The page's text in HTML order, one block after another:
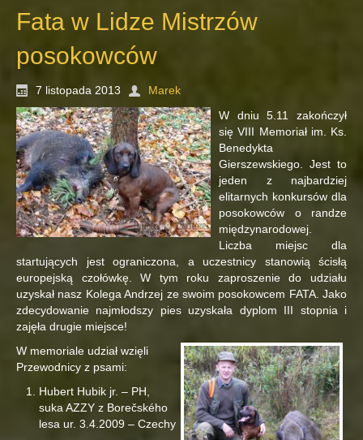
Fata w Lidze Mistrzów
posokowców
7 listopada 2013
Marek
W dniu 5.11 zakończył
się VIII Memoriał im. Ks.
Benedykta
Gierszewskiego. Jest to
jeden z najbardziej
elitarnych konkursów dla
posokowców o randze
międzynarodowej.
Liczba miejsc dla
startujących jest ograniczona, a uczestnicy stanowią ścisłą
europejską czołówkę. W tym roku zaproszenie do udziału
uzyskał nasz Kolega Andrzej ze swoim posokowcem FATA. Jako
zdecydowanie najmłodszy pies uzyskała dyplom III stopnia i
zajęła drugie miejsce!
W memoriale udział wzięli
Przewodnicy z psami:
Hubert Hubik jr. – PH,
suka AZZY z Borečského
lesa ur. 3.4.2009 – Czechy